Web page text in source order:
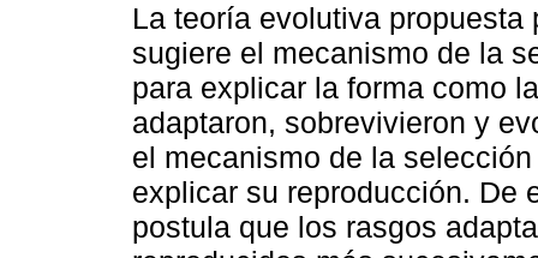
La teoría evolutiva propuesta
sugiere el mecanismo de la
para explicar la forma como
adaptaron, sobrevivieron y
el mecanismo de la
explicar su reproducción. De
postula que los rasgos